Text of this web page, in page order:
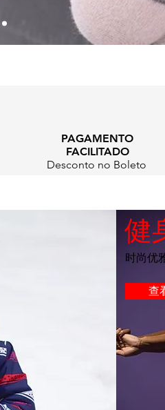
PAGAMENTO
FACILITADO
Desconto no Boleto
健
时尚优
查